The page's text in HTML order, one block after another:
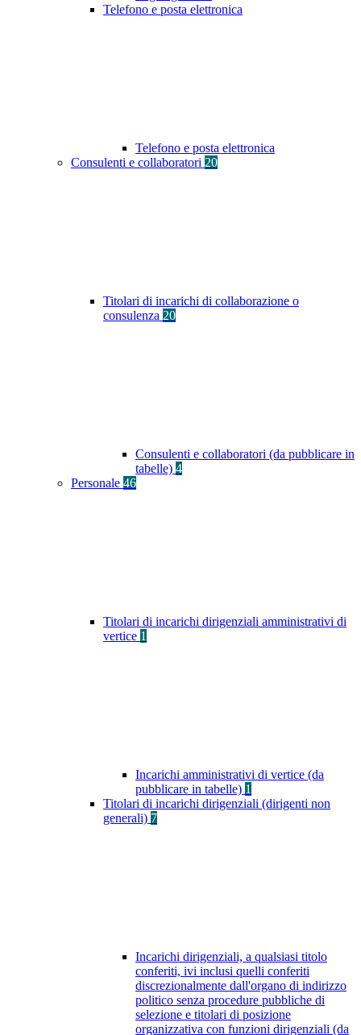
Telefono e posta elettronica
Telefono e posta elettronica
Consulenti e collaboratori 20
Titolari di incarichi di collaborazione o
consulenza 20
Consulenti e collaboratori (da pubblicare in
tabelle) 4
Personale 46
Titolari di incarichi dirigenziali amministrativi di
vertice 1
Incarichi amministrativi di vertice (da
pubblicare in tabelle) 1
Titolari di incarichi dirigenziali (dirigenti non
generali) 7
Incarichi dirigenziali, a qualsiasi titolo
conferiti, ivi inclusi quelli conferiti
discrezionalmente dall'organo di indirizzo
politico senza procedure pubbliche di
selezione e titolari di posizione
organizzativa con funzioni dirigenziali (da